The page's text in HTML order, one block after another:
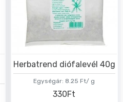
Egységár: 8.25 Ft/ g
Herbatrend diófalevél 40g
330Ft